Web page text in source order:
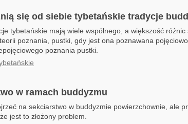
się od siebie tybetańskie tradycje
tybetańskie mają wiele wspólnego, a większość
poznania, pustki, gdy jest ona poznawana
poznania pustki.
w ramach buddyzmu
na sekciarstwo w buddyzmie powierzchownie, ale
jest to złożony problem.